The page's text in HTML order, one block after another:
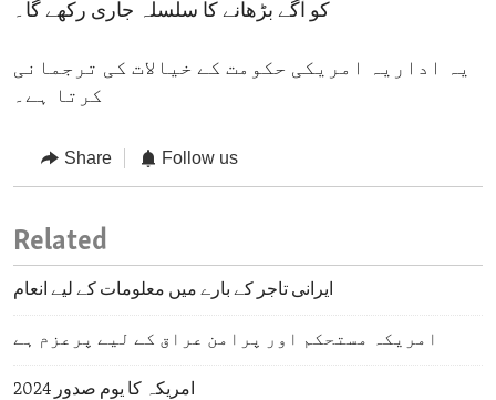
کو آگے بڑھانے کا سلسلہ جاری رکھے گا۔
یہ اداریہ امریکی حکومت کے خیالات کی ترجمانی
کرتا ہے۔
Share Follow us
Related
ایرانی تاجر کے بارے میں معلومات کے لیے انعام
امریکہ مستحکم اور پرامن عراق کے لیے پرعزم ہے
امریکہ کا یومِ صدور 2024